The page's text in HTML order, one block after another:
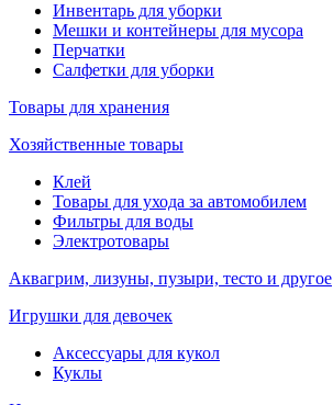
Инвентарь для уборки
Мешки и контейнеры для мусора
Перчатки
Салфетки для уборки
Товары для хранения
Хозяйственные товары
Клей
Товары для ухода за автомобилем
Фильтры для воды
Электротовары
Аквагрим, лизуны, пузыри, тесто и другое
Игрушки для девочек
Аксессуары для кукол
Куклы